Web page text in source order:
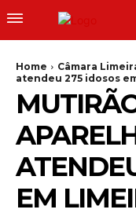
Home Câmara
atendeu 275 idosos
EM